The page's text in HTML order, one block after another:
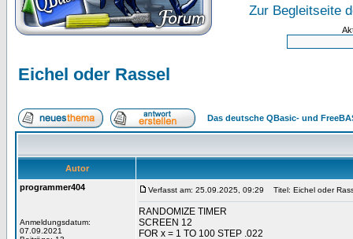
Zur Begleitseite
Eichel oder Rassel
Das deutsche QBasic- und
Autor
programmer404
Anmeldungsdatum:
07.09.2021
Verfasst am: 25.09.2025, 09:29 Titel: Eichel oder
RANDOMIZE TIMER
SCREEN 12
FOR x = 1 TO 100 STEP .022